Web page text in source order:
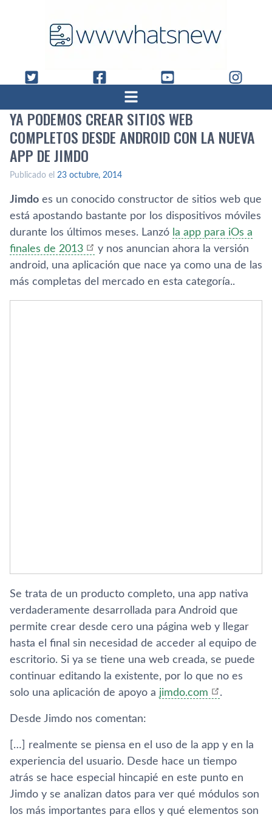
YA PODEMOS CREAR SITIOS WEB
COMPLETOS DESDE ANDROID CON LA NUEVA
APP DE JIMDO
Publicado el 23 octubre, 2014
Jimdo es un conocido constructor de sitios web que
está apostando bastante por los dispositivos móviles
durante los últimos meses. Lanzó la app para iOs a
finales de 2013
y nos anuncian ahora la versión
android, una aplicación que nace ya como una de las
más completas del mercado en esta categorí­a..
Se trata de un producto completo, una app nativa
verdaderamente desarrollada para Android que
permite crear desde cero una página web y llegar
hasta el final sin necesidad de acceder al equipo de
escritorio. Si ya se tiene una web creada, se puede
continuar editando la existente, por lo que no es
solo una aplicación de apoyo a jimdo.com .
Desde Jimdo nos comentan:
[…] realmente se piensa en el uso de la app y en la
experiencia del usuario. Desde hace un tiempo
atrás se hace especial hincapié en este punto en
Jimdo y se analizan datos para ver qué módulos son
los más importantes para ellos y qué elementos son